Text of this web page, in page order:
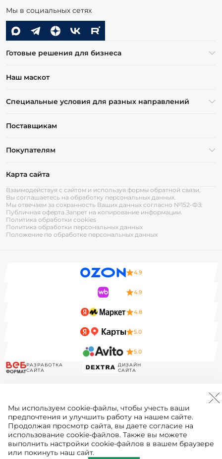
Мы в социальных сетях
Готовые решения для бизнеса
Наш маскот
Специальные условия для разных направлений
Поставщикам
Покупателям
Карта сайта
Взаимодействуя с сайтом и используя формы обратной связи,
Вы соглашаетесь на обработку персональных данных.
Мы отвечаем за сохранность Ваших данных согласно №152-ФЗ:
Публичная оферта.Запрет на копирование информации.
Политика обработки cookies
Политика обработки персональных данных
Положение по обработке персональных данных
4.9
4.9
4.8
5.0
5.0
РАЗРАБОТКА
САЙТА
ДИЗАЙН
САЙТА
Мы используем cookie-файлы, чтобы учесть ваши
предпочтения и улучшить работу на нашем сайте.
Продолжая просмотр сайта, вы даете согласие на
использование cookie-файлов. Также вы можете
выполнить настройки cookie-файлов в вашем браузере
или покинуть наш сайт.